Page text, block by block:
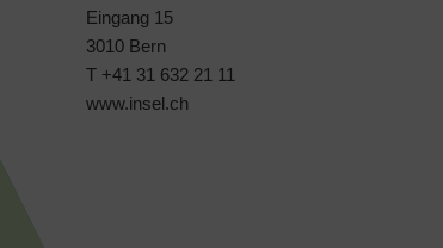
Eingang 15
3010 Bern
T +41 31 632 21 11
www.insel.ch